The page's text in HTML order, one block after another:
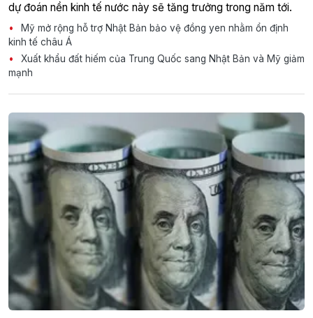
dự đoán nền kinh tế nước này sẽ tăng trưởng trong năm tới.
Mỹ mở rộng hỗ trợ Nhật Bản bảo vệ đồng yen nhằm ổn định
kinh tế châu Á
Xuất khẩu đất hiếm của Trung Quốc sang Nhật Bản và Mỹ giảm
mạnh